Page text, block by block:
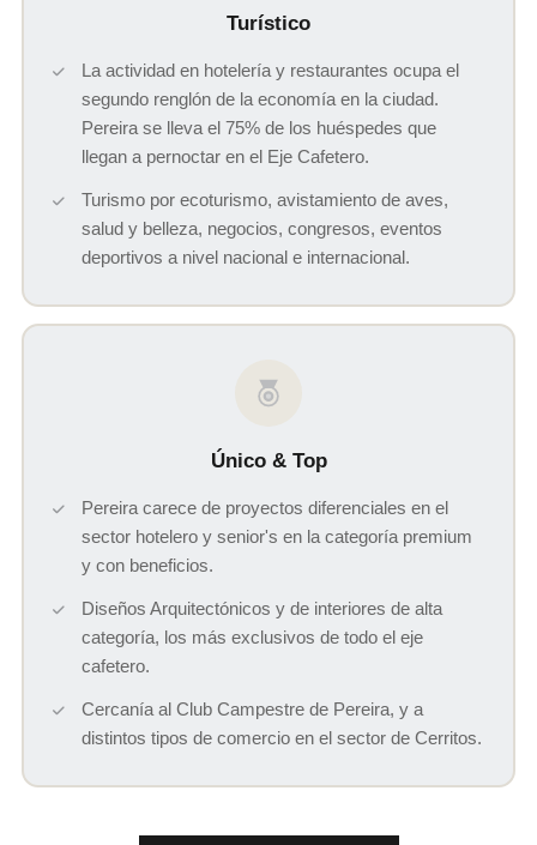
Turístico
La actividad en hotelería y restaurantes ocupa el
segundo renglón de la economía en la ciudad.
Pereira se lleva el 75% de los huéspedes que
llegan a pernoctar en el Eje Cafetero.
Turismo por ecoturismo, avistamiento de aves,
salud y belleza, negocios, congresos, eventos
deportivos a nivel nacional e internacional.
Único & Top
Pereira carece de proyectos diferenciales en el
sector hotelero y senior's en la categoría premium
y con beneficios.
Diseños Arquitectónicos y de interiores de alta
categoría, los más exclusivos de todo el eje
cafetero.
Cercanía al Club Campestre de Pereira, y a
distintos tipos de comercio en el sector de Cerritos.